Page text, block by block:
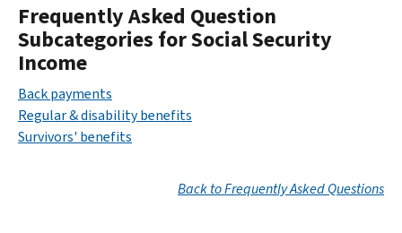
Frequently Asked Question
Subcategories for Social Security
Income
Back payments
Regular & disability benefits
Survivors' benefits
Back to Frequently Asked Questions